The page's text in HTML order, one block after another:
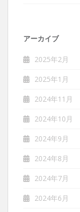
アーカイブ
2025年2月
2025年1月
2024年11月
2024年10月
2024年9月
2024年8月
2024年7月
2024年6月